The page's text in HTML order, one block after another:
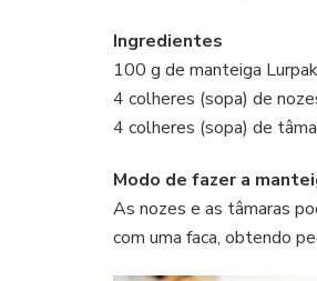
Ingredientes
100 g de manteiga
4 colheres (sopa) de
4 colheres (sopa) de
Modo de fazer a
As nozes e as tâmaras
com uma faca, obtendo